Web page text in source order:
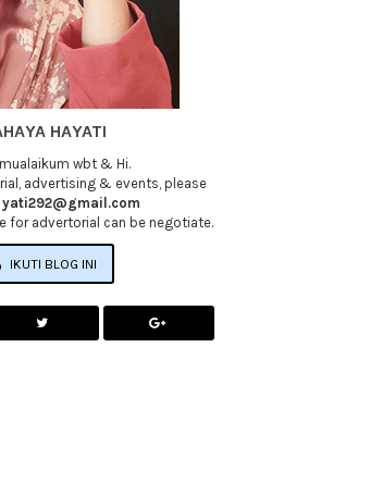
HAYATI
wbt & Hi.
advertising & events, please
yati292@gmail.com
for advertorial can be negotiate.
IKUTI BLOG INI